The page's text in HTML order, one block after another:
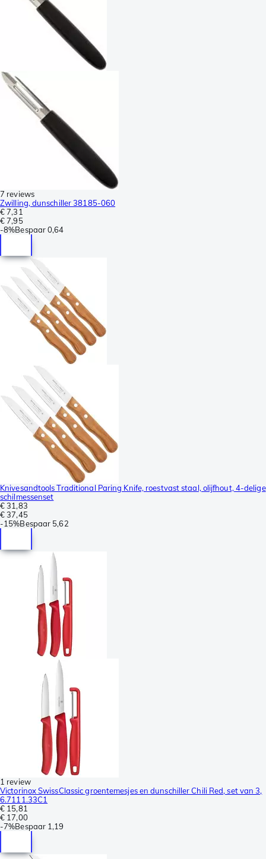
7 reviews
Zwilling, dunschiller 38185-060
€ 7,31
€ 7,95
-8%Bespaar0,64
Knivesandtools Traditional Paring Knife, roestvast staal, olijfhout, 4-delige
schilmessenset
€ 31,83
€ 37,45
-15%Bespaar 5,62
1 review
Victorinox SwissClassic groentemesjes en dunschiller Chili Red, set van 3,
6.7111.33C1
€ 15,81
€ 17,00
-7%Bespaar 1,19